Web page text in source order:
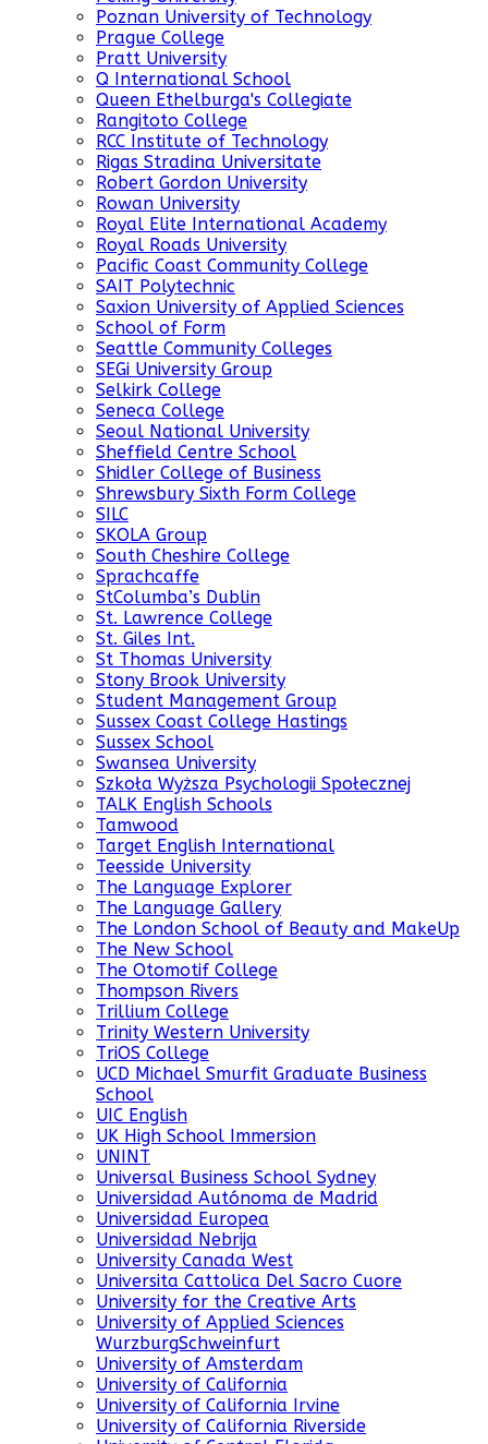
Poznan University of Technology
Prague College
Pratt University
Q International School
Queen Ethelburga's Collegiate
Rangitoto College
RCC Institute of Technology
Rigas Stradina Universitate
Robert Gordon University
Rowan University
Royal Elite International Academy
Royal Roads University
Pacific Coast Community College
SAIT Polytechnic
Saxion University of Applied Sciences
School of Form
Seattle Community Colleges
SEGi University Group
Selkirk College
Seneca College
Seoul National University
Sheffield Centre School
Shidler College of Business
Shrewsbury Sixth Form College
SILC
SKOLA Group
South Cheshire College
Sprachcaffe
StColumba’s Dublin
St. Lawrence College
St. Giles Int.
St Thomas University
Stony Brook University
Student Management Group
Sussex Coast College Hastings
Sussex School
Swansea University
Szkoła Wyższa Psychologii Społecznej
TALK English Schools
Tamwood
Target English International
Teesside University
The Language Explorer
The Language Gallery
The London School of Beauty and MakeUp
The New School
The Otomotif College
Thompson Rivers
Trillium College
Trinity Western University
TriOS College
UCD Michael Smurfit Graduate Business
School
UIC English
UK High School Immersion
UNINT
Universal Business School Sydney
Universidad Autónoma de Madrid
Universidad Europea
Universidad Nebrija
University Canada West
Universita Cattolica Del Sacro Cuore
University for the Creative Arts
University of Applied Sciences
WurzburgSchweinfurt
University of Amsterdam
University of California
University of California Irvine
University of California Riverside